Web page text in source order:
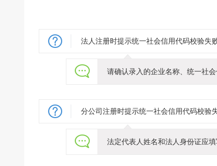
法人注册时提示统一社会信用代码校验失
请确认录入的企业名称、统一社
分公司注册时提示统一社会信用代码校验
法定代表人姓名和法人身份证应